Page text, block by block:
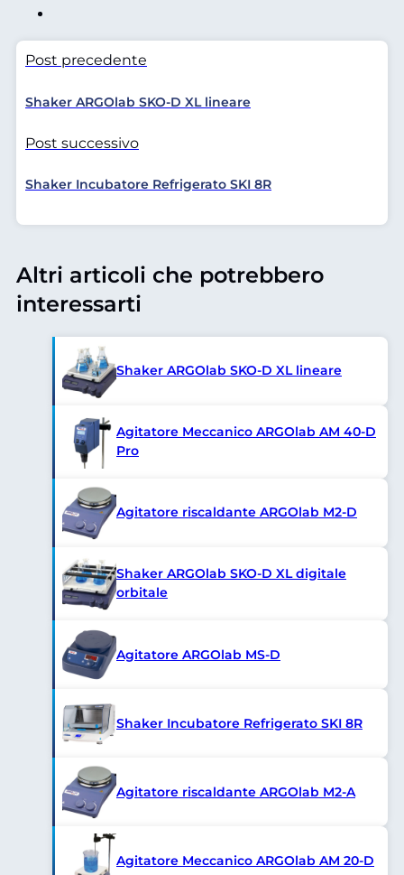
Post precedente
Shaker ARGOlab SKO-D XL lineare
Post successivo
Shaker Incubatore Refrigerato SKI 8R
Altri articoli che potrebbero
interessarti
Shaker ARGOlab SKO-D XL lineare
Agitatore Meccanico ARGOlab AM 40-D
Pro
Agitatore riscaldante ARGOlab M2-D
Shaker ARGOlab SKO-D XL digitale
orbitale
Agitatore ARGOlab MS-D
Shaker Incubatore Refrigerato SKI 8R
Agitatore riscaldante ARGOlab M2-A
Agitatore Meccanico ARGOlab AM 20-D